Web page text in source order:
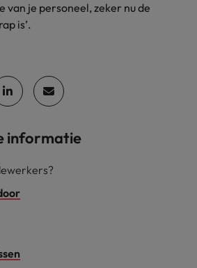
van je personeel, zeker nu de
is’.
informatie